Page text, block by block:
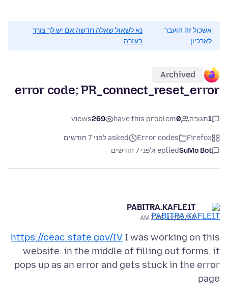
אשכול זה הועבר
לארכיון.
נא לשאול שאלה חדשה אם יש לך צורך
בעזרה.
Archived
error code; PR_connect_reset_error
1תגובה 0
have this problem
269
views
Firefox
Error codes
asked לפני 7 חודשים
SuMo Bot
repliedלפני 7 חודשים
PABITRA.KAFLE1T
12/22/25, 7:46 AM
https://ceac.state.gov/IVI was working on this
website. in the middle of filling out forms, it
pops up as an error and gets stuck in the error
page